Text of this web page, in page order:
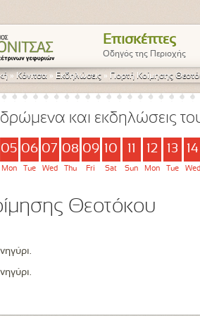
Επισκέπτες
Οδηγός της Περιοχής
» Κόνιτσα » Εκδηλώσεις » Γιορτή Κοίμησης
δρώμενα και εκδηλώσεις
05
Mon
06
Tue
07
Wed
08
Thu
09
Fri
10
Sat Sun
12
Mon
13
Tue
14
Wed
Θεοτόκου